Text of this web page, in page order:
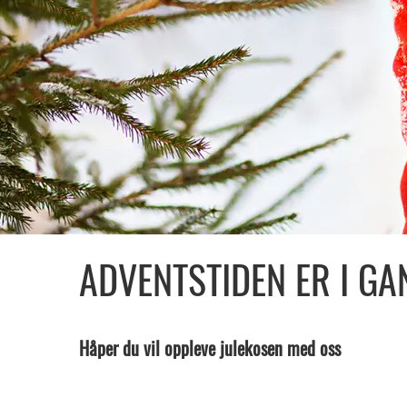
ADVENTSTIDEN ER I
Håper du vil oppleve julekosen med oss